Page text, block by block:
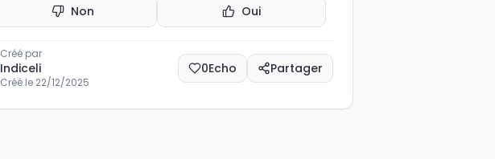
Non Oui
Créé par
Indiceli
Créé le 22/12/2025
0Echo Partager